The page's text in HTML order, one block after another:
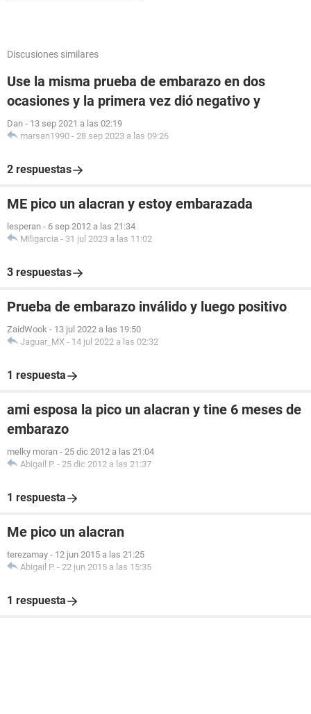
Discusiones similares
Use la misma prueba de embarazo en dos
ocasiones y la primera vez dió negativo y
Dan - 13 sep 2021 a las 02:19
marsan1990 - 28 sep 2023 a las 09:26
2 respuestas
ME pico un alacran y estoy embarazada
lesperan - 6 sep 2012 a las 21:34
Miligarcia - 31 jul 2023 a las 11:02
3 respuestas
Prueba de embarazo inválido y luego positivo
ZaidWook - 13 jul 2022 a las 19:50
Jaguar_MX - 14 jul 2022 a las 02:32
1 respuesta
ami esposa la pico un alacran y tine 6 meses de
embarazo
melky moran - 25 dic 2012 a las 21:04
Abigail P. - 25 dic 2012 a las 21:37
1 respuesta
Me pico un alacran
terezamay - 12 jun 2015 a las 21:25
Abigail P. - 22 jun 2015 a las 15:35
1 respuesta